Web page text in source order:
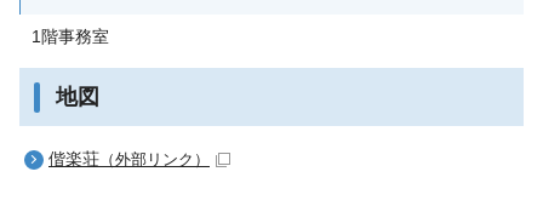
1階事務室
地図
偕楽荘 （外部リンク）